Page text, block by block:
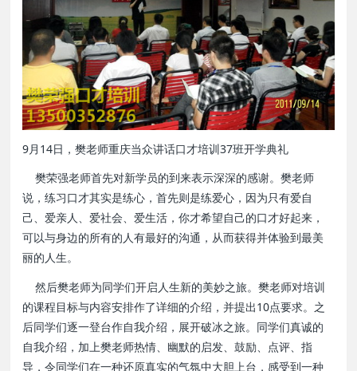
9月14日，樊老师重庆当众讲话口才培训37班开学典礼
樊荣强老师首先对新学员的到来表示深深的感谢。樊老师
说，练习口才其实是练心，首先则是练爱心，因为只有爱自
己、爱亲人、爱社会、爱生活，你才希望自己的口才好起来，
可以与身边的所有的人有最好的沟通，从而获得并体验到最美
丽的人生。
然后樊老师为同学们开启人生新的美妙之旅。樊老师对培训
的课程目标与内容安排作了详细的介绍，并提出10点要求。之
后同学们逐一登台作自我介绍，展开破冰之旅。同学们真诚的
自我介绍，加上樊老师热情、幽默的启发、鼓励、点评、指
导，令同学们在一种还原真实的气氛中大胆上台，感受到一种